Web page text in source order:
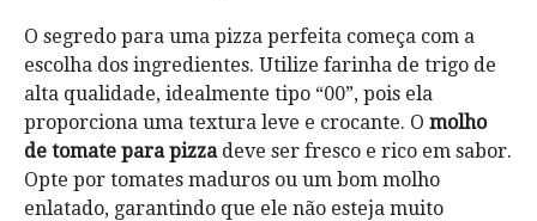
O segredo para uma pizza perfeita começa com a
escolha dos ingredientes. Utilize farinha de trigo de
alta qualidade, idealmente tipo “00”, pois ela
proporciona uma textura leve e crocante. O molho
de tomate para pizzadeve ser fresco e rico em sabor.
Opte por tomates maduros ou um bom molho
enlatado, garantindo que ele não esteja muito